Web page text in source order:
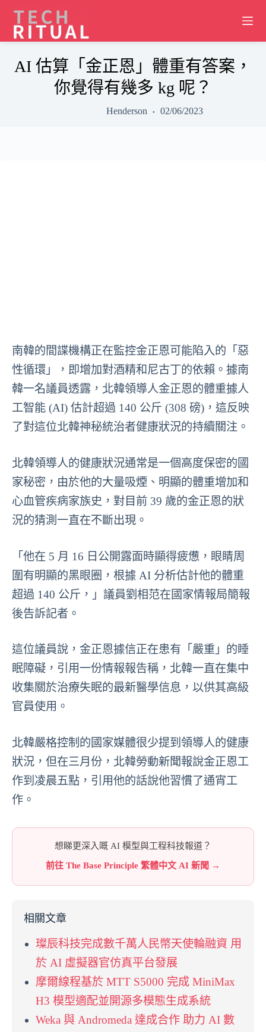
content
AI 估算「金正恩」體重有答案，
你覺得有幾多 kg 呢？
Henderson 02/06/2023
南韓的間諜機構正在監控金正恩可能陷入的「惡
性循環」，即增加對酒精和尼古丁的依賴。據南
韓一名議員透露，北韓領導人金正恩的體重據人
工智能 (AI) 估計超過 140 公斤 (308 磅)，這反映
了對這位北韓神秘統治者健康狀況的持續關注。
北韓領導人的健康狀況通常是一個高度保密的國
家秘密，由於他的大量吸煙、明顯的體重增加和
心血管疾病家族史，對目前 39 歲的金正恩的狀
況的猜測一直在不斷出現。
「他在 5 月 16 日公開露面時顯得疲憊，眼睛周
圍有明顯的黑眼圈，根據 AI 分析估計他的體重
超過 140 公斤，」議員劉相范在國家情報局簡報
後告訴記者。
這位議員說，金正恩據信正在患有「嚴重」的睡
眠障礙，引用一份情報報告稱，北韓一直在集中
收集關於治療失眠的最新醫學信息，以供其高級
官員使用。
北韓嚴格控制的國家媒體很少提到領導人的健康
狀況，但在三月份，北韓勞動新聞報說金正恩工
作到凌晨五點，引用他的話說他習慣了通宵工
作。
想睇更深入嘅 AI 模型與工程科技報道？
前往 The Base Principle 繁體中文 AI 新聞 →
相關文章
璨辰科技完成數千萬人民幣天使輪融資 用
於 AI 虛擬器官仿真平台發展
摩爾線程基於 MTT S5000 完成 MiniMax
H3 模型適配並開源多模態生成系統
Weka 與 Andromeda 達成合作 助力 AI 數